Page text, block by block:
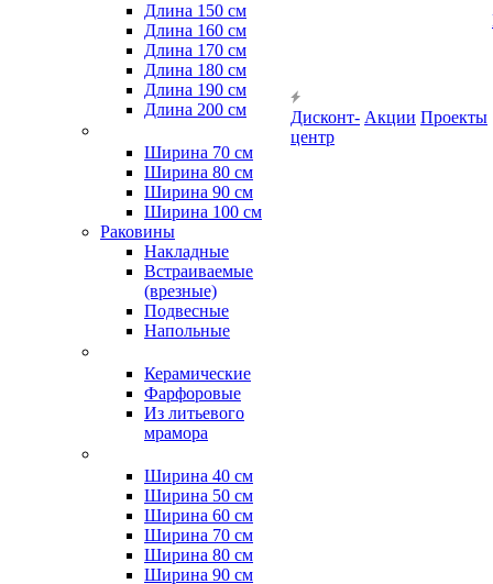
Длина 150 см
Длина 160 см
Длина 170 см
Длина 180 см
Длина 190 см
Длина 200 см
Ширина 70 см
Ширина 80 см
Ширина 90 см
Ширина 100 см
Раковины
Накладные
Встраиваемые
(врезные)
Подвесные
Напольные
Керамические
Фарфоровые
Из литьевого
мрамора
Ширина 40 см
Ширина 50 см
Ширина 60 см
Ширина 70 см
Ширина 80 см
Ширина 90 см
Дисконт-
центр
Акции Проекты